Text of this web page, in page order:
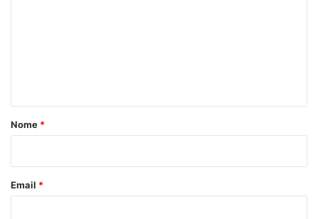
o
Nome *
Email *